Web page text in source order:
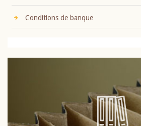
Conditions de banque